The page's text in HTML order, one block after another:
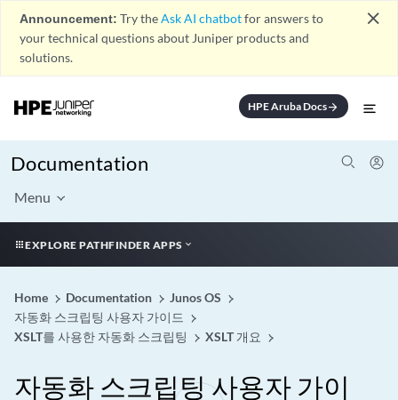
Announcement: Try theAsk AI chatbotfor answers to
your technical questions about Juniper products and
solutions.
close
HPE Aruba Docsarrow_forward
Documentation
Menu
EXPLORE PATHFINDER APPS
Home Documentation
Junos OS
자동화 스크립팅 사용자 가이드
XSLT를 사용한 자동화 스크립팅
XSLT 개요
자동화 스크립팅 사용자 가이